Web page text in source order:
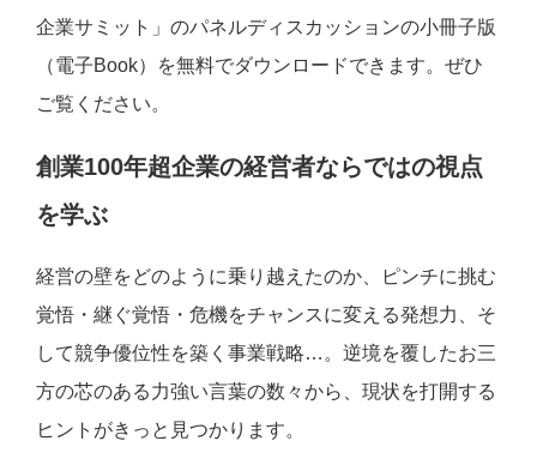
企業サミット」のパネルディスカッションの小冊子版
（電子Book）を無料でダウンロードできます。ぜひ
ご覧ください。
創業100年超企業の経営者ならではの視点
を学ぶ
経営の壁をどのように乗り越えたのか、ピンチに挑む
覚悟・継ぐ覚悟・危機をチャンスに変える発想力、そ
して競争優位性を築く事業戦略…。逆境を覆したお三
方の芯のある力強い言葉の数々から、現状を打開する
ヒントがきっと見つかります。